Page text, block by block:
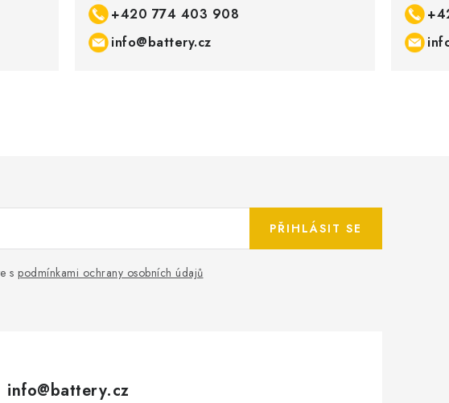
+420 774 403 908
info@battery.cz
s podmínkami ochrany osobních údajů
PŘIHLÁSIT SE
info@battery.cz